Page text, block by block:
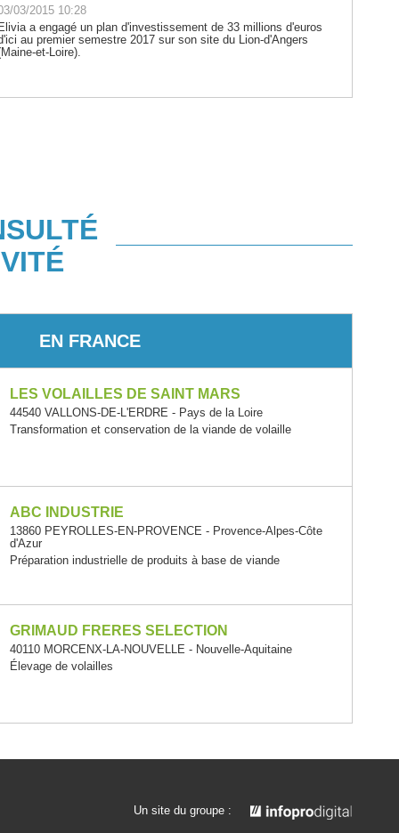
03/2015 10:28
a engagé un plan d'investissement de 33 millions d'euros
au premier semestre 2017 sur son site du Lion-d'Angers
et-Loire).
EN FRANCE
LES VOLAILLES DE SAINT MARS
44540 VALLONS-DE-L'ERDRE - Pays de la Loire
Transformation et conservation de la viande de volaille
ABC INDUSTRIE
13860 PEYROLLES-EN-PROVENCE - Provence-Alpes-Côte
d'Azur
Préparation industrielle de produits à base de viande
GRIMAUD FRERES SELECTION
40110 MORCENX-LA-NOUVELLE - Nouvelle-Aquitaine
Élevage de volailles
Un site du groupe :